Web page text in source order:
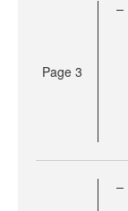
Page 3